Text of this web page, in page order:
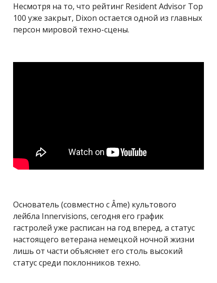
Несмотря на то, что рейтинг Resident Advisor Top
100 уже закрыт, Dixon остается одной из главных
персон мировой техно-сцены.
Основатель (совместно с Âme) культового
лейбла Innervisions, сегодня его график
гастролей уже расписан на год вперед, а статус
настоящего ветерана немецкой ночной жизни
лишь от части объясняет его столь высокий
статус среди поклонников техно.